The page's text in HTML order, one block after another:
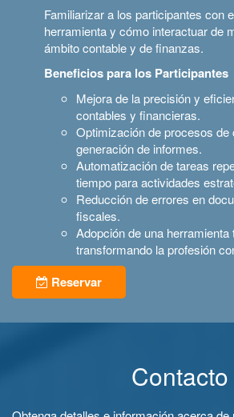
Familiarizar a los participantes con
herramienta y cómo interactuar de
ámbito contable y de finanzas.
Beneficios para los Participantes
Mejora de la precisión y
contables y financieras.
Optimización de procesos de
generación de informes.
Automatización de tareas
tiempo para actividades
Reducción de errores en
fiscales.
Adopción de una
transformando la profesión
Reservar
Contacto